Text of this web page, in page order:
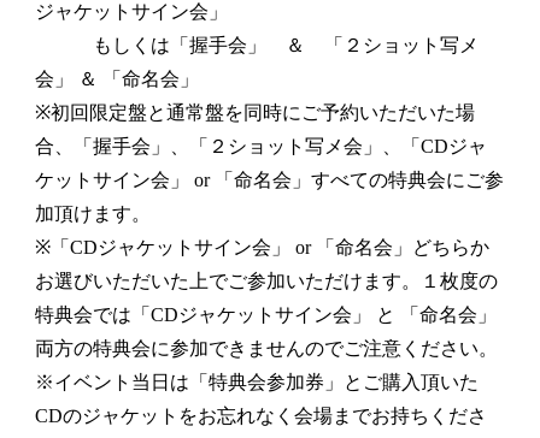
ジャケットサイン会」
もしくは「握手会」 ＆ 「２ショット写メ
会」 ＆ 「命名会」
※初回限定盤と通常盤を同時にご予約いただいた場
合、「握手会」、「２ショット写メ会」、「CDジャ
ケットサイン会」 or 「命名会」すべての特典会にご参
加頂けます。
※「CDジャケットサイン会」 or 「命名会」どちらか
お選びいただいた上でご参加いただけます。１枚度の
特典会では「CDジャケットサイン会」 と 「命名会」
両方の特典会に参加できませんのでご注意ください。
※イベント当日は「特典会参加券」とご購入頂いた
CDのジャケットをお忘れなく会場までお持ちくださ